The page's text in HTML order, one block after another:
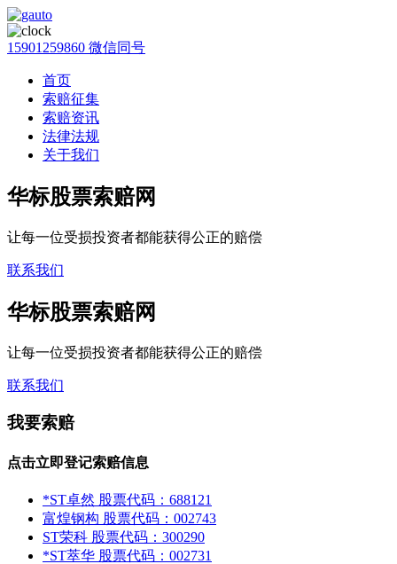
15901259860 微信同号
首页
索赔征集
索赔资讯
法律法规
关于我们
华标股票索赔网
让每一位受损投资者都能获得公正的赔偿
联系我们
华标股票索赔网
让每一位受损投资者都能获得公正的赔偿
联系我们
我要索赔
点击立即登记索赔信息
*ST卓然 股票代码：688121
富煌钢构 股票代码：002743
ST荣科 股票代码：300290
*ST萃华 股票代码：002731